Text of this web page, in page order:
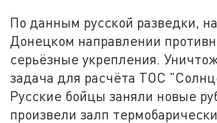
По данным русской разведки,
Донецком направлении
серьёзные укрепления.
задача для расчёта ТОС
Русские бойцы заняли новые
произвели залп